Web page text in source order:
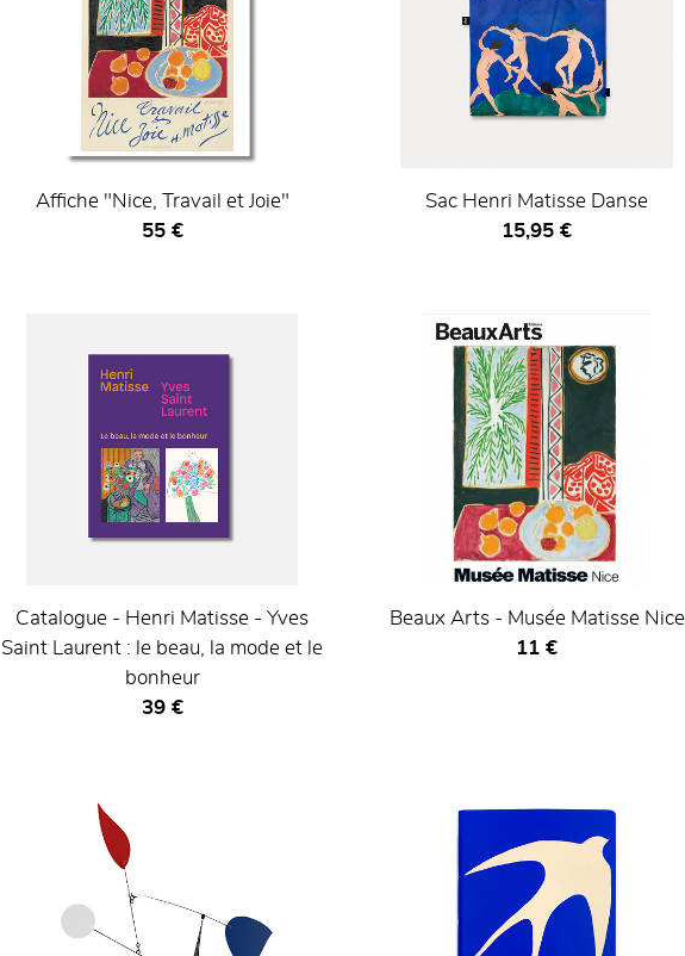
Affiche "Nice, Travail et Joie"
Prix ​​actuel
55 €
Sac Henri Matisse Danse
Prix ​​actuel
15,95 €
Catalogue - Henri Matisse - Yves
Saint Laurent : le beau, la mode et le
bonheur
Prix ​​actuel
39 €
Beaux Arts - Musée Matisse Nice
Prix ​​actuel
11 €